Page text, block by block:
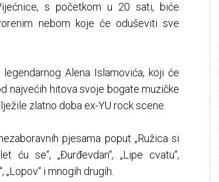
s početkom u 20 sati, biće
nebom koje će oduševiti sve
Alena Islamovića, koji će
najvećih hitova svoje bogate muzičke
zlatno doba ex-YU rock scene.
pjesama poput „Ružica si
ću se“, „Đurđevdan“, „Lipe cvatu“,
„Lopov“ i mnogih drugih.